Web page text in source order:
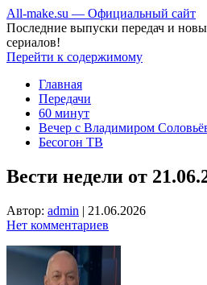
All-make.su — Официальный сайт
Последние выпуски передач и
сериалов!
Перейти к содержимому
Главная
Передачи
60 минут
Вечер с Владимиром
Бесогон ТВ
Вести недели от
Автор: admin | 21.06.2026
Нет комментариев